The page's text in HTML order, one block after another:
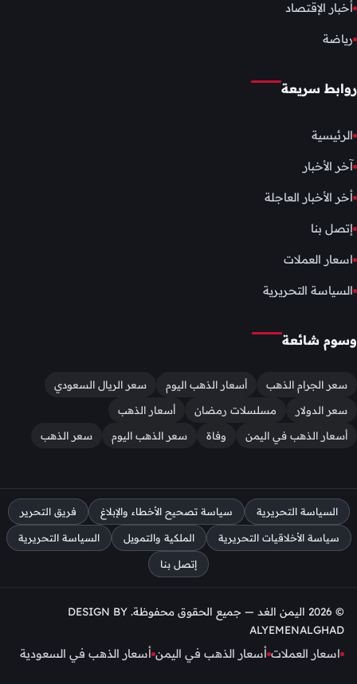
أخبار الإقتصاد
رياضة
روابط سريعة
الرئيسية
آخر الأخبار
أخر الأخبار العاجلة
إتصل بنا
اسعار العملات
السياسة التحريرية
وسوم شائعة
سعر الجرام الذهب أسعار الذهب اليوم
سعر الريال السعودي
سعر الدولار
مسلسلات رمضان
أسعار الذهب
أسعار الذهب في اليمن
وفاة سعر الذهب اليوم سعر الذهب
السياسة التحريرية سياسة تصحيح الأخطاء والإبلاغ فريق التحرير
سياسة الأخلاقيات التحريرية الملكية والتمويل السياسة التحريرية
إتصل بنا
© 2026 اليمن الغد — جميع الحقوق محفوظة. DESIGN BY
ALYEMENALGHAD
اسعار العملات أسعار الذهب في اليمن أسعار الذهب في السعودية